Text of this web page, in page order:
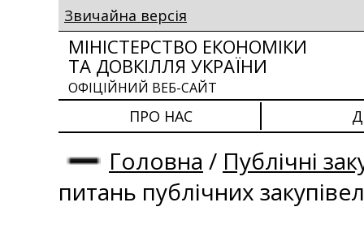
Звичайна версія
МІНІСТЕРСТВО ЕКОНОМІКИ
ТА ДОВКІЛЛЯ УКРАЇНИ
ОФІЦІЙНИЙ ВЕБ-САЙТ
ПРО НАС
Головна / Публічні
питань публічних